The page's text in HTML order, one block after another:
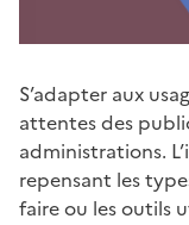
S’adapter aux
attentes des
administrations.
repensant les
faire ou les outils